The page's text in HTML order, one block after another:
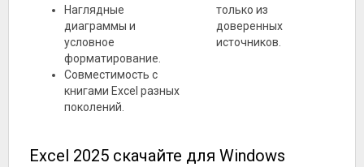
Наглядные
диаграммы и
условное
форматирование.
Совместимость с
книгами Excel разных
поколений.
только из
доверенных
источников.
Excel 2025 скачайте для Windows